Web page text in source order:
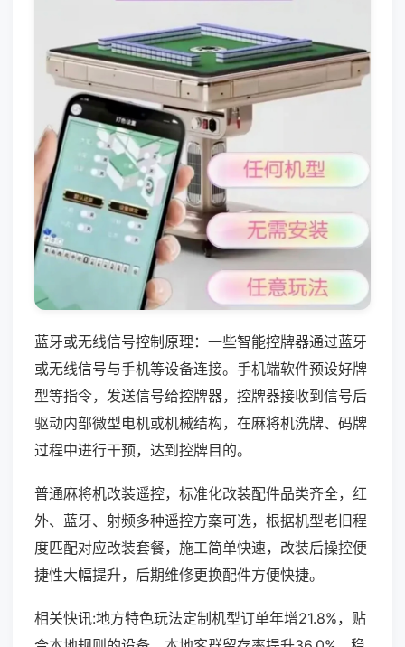
蓝牙或无线信号控制原理：一些智能控牌器通过蓝牙
或无线信号与手机等设备连接。手机端软件预设好牌
型等指令，发送信号给控牌器，控牌器接收到信号后
驱动内部微型电机或机械结构，在麻将机洗牌、码牌
过程中进行干预，达到控牌目的。
普通麻将机改装遥控，标准化改装配件品类齐全，红
外、蓝牙、射频多种遥控方案可选，根据机型老旧程
度匹配对应改装套餐，施工简单快速，改装后操控便
捷性大幅提升，后期维修更换配件方便快捷。
相关快讯:地方特色玩法定制机型订单年增21.8%，贴